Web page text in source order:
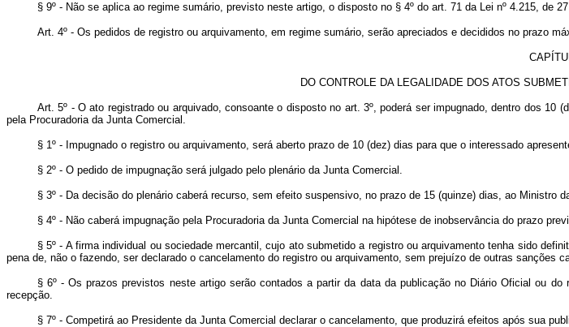
§ 9º - Não se aplica ao regime sumário, previsto neste artigo, o disposto no § 4º do art. 71 da Lei nº 4.215, de
Art. 4º - Os pedidos de registro ou arquivamento, em regime sumário, serão apreciados e decididos no prazo
CAPÍTU
DO CONTROLE DA LEGALIDADE DOS ATOS
Art. 5º - O ato registrado ou arquivado, consoante o disposto no art. 3º, poderá ser impugnado, dentro dos
pela Procuradoria da Junta Comercial.
§ 1º - Impugnado o registro ou arquivamento, será aberto prazo de 10 (dez) dias para que o interessado
§ 2º - O pedido de impugnação será julgado pelo plenário da Junta Comercial.
§ 3º - Da decisão do plenário caberá recurso, sem efeito suspensivo, no prazo de 15 (quinze) dias, ao
§ 4º - Não caberá impugnação pela Procuradoria da Junta Comercial na hipótese de inobservância do prazo
§ 5º - A firma individual ou sociedade mercantil, cujo ato submetido a registro ou arquivamento tenha sido
pena de, não o fazendo, ser declarado o cancelamento do registro ou arquivamento, sem prejuízo de outras sanções
§ 6º - Os prazos previstos neste artigo serão contados a partir da data da publicação no Diário Oficial ou
recepção.
§ 7º - Competirá ao Presidente da Junta Comercial declarar o cancelamento, que produzirá efeitos após sua